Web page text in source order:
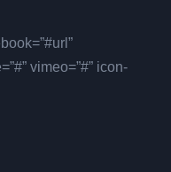
vimeo=”#” icon-